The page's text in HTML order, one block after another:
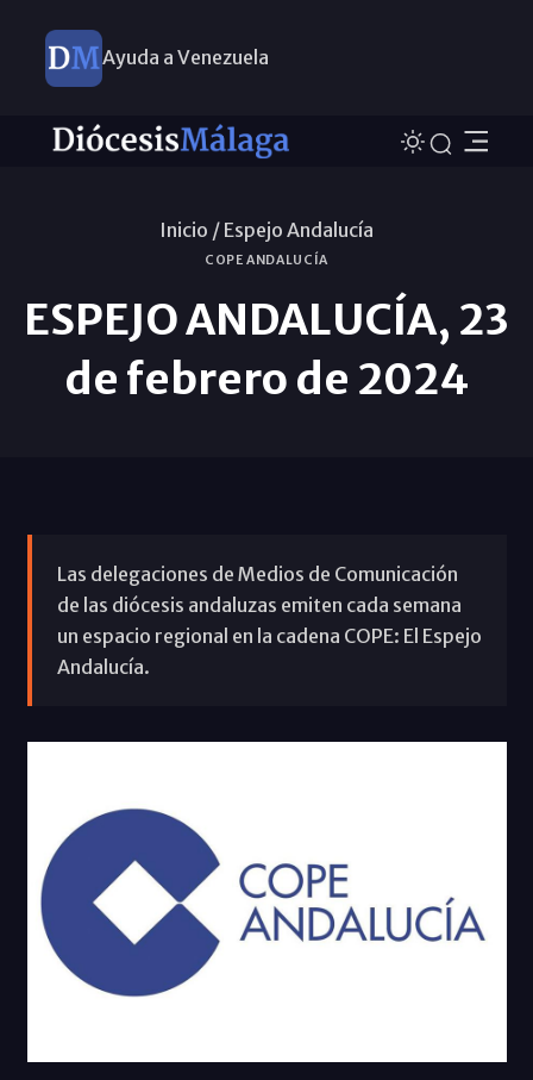
Ayuda a Venezuela
Inicio / Espejo Andalucía
COPE ANDALUCÍA
ESPEJO ANDALUCÍA, 23
de febrero de 2024
Las delegaciones de Medios de Comunicación
de las diócesis andaluzas emiten cada semana
un espacio regional en la cadena COPE: El Espejo
Andalucía.